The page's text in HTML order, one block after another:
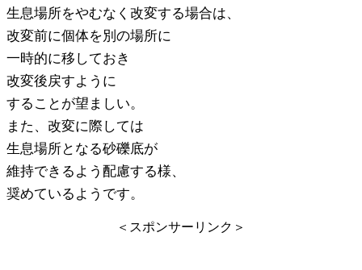
生息場所をやむなく改変する場合は、
改変前に個体を別の場所に
一時的に移しておき
改変後戻すように
することが望ましい。
また、改変に際しては
生息場所となる砂礫底が
維持できるよう配慮する様、
奨めているようです。
＜スポンサーリンク＞